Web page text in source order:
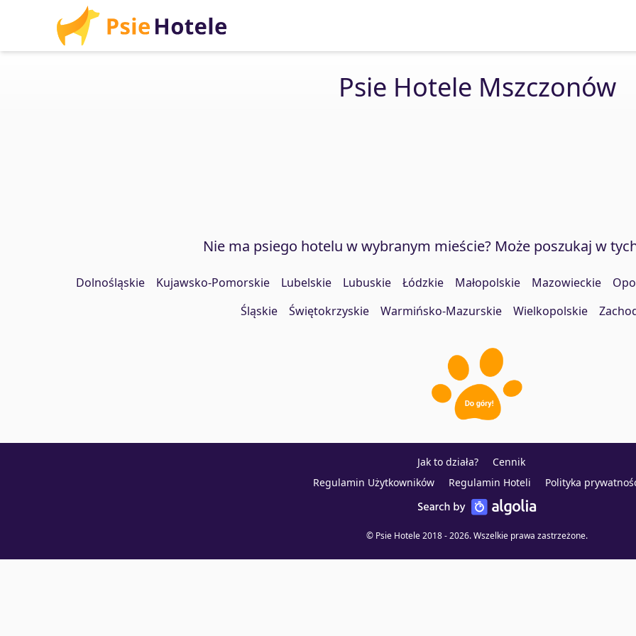
Psie Hotele Mszczonów
Nie ma psiego hotelu w wybranym mieście? Może poszukaj w
Dolnośląskie Kujawsko-Pomorskie Lubelskie Lubuskie Łódzkie Małopolskie Mazowieckie
Śląskie
Świętokrzyskie Warmińsko-Mazurskie Wielkopolskie
Jak to działa?
Cennik
Regulamin Użytkowników
Regulamin Hoteli Polityka
© Psie Hotele 2018 - 2026. Wszelkie prawa zastrzeżone.